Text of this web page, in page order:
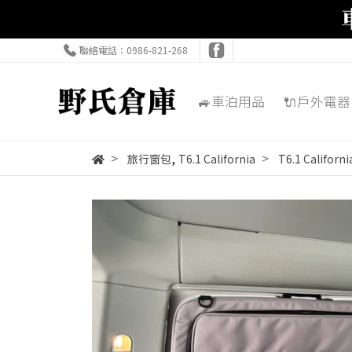
聯絡電話：0986-821-268
🚙車泊用品 🔌戶外電器
旅行窗包, T6.1 California T6.1